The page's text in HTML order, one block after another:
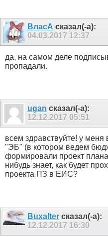
ВласА сказал(-а):
04.03.2017 12:37
да, на самом деле
пропадали.
ugan сказал(-а):
12.12.2017 05:51
всем здравствуйте! у
"ЭБ" (в котором ведем
формировали проект плана
нибудь знает, как будет
проекта ПЗ в ЕИС?
Buxalter сказал(-а):
12.12.2017 16:30